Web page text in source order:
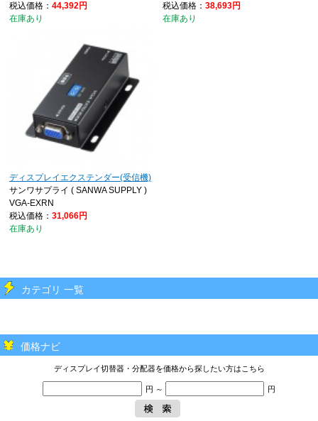
税込価格： 44,392円
在庫あり
税込価格： 38,693円
在庫あり
ディスプレイエクステンダー(受信機)
サンワサプライ ( SANWA SUPPLY )
VGA-EXRN
税込価格： 31,066円
在庫あり
カテゴリ 一覧
価格ナビ
ディスプレイ切替器・分配器を価格から探したい方はこちら
円 ～ 円